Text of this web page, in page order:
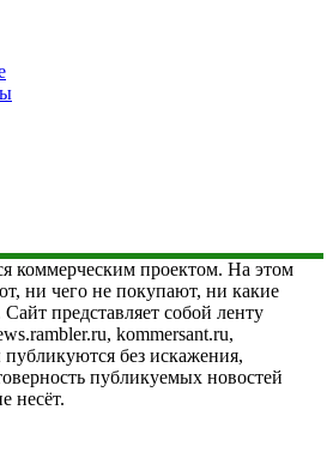
коммерческим проектом. На этом
ни чего не покупают, ни какие
представляет собой ленту
kommersant.ru,
без искажения,
публикуемых новостей
несёт.